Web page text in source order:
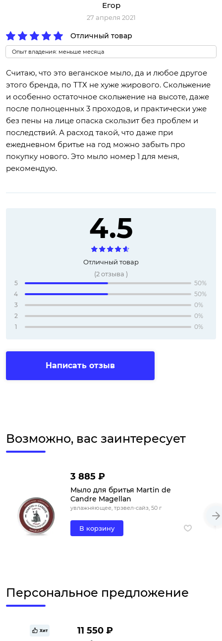
Егор
27 апреля 2021
Отличный товар
Опыт владения: меньше месяца
Считаю, что это веганское мыло, да и любое другое
этого бренда, по ТТХ не хуже жирового. Скольжение
и особенно остаточное скольжение на высоте, даже
после полноценных 3 проходов, и практически уже
без пены на лице опаска скользит без проблем и
последствий. А расход такой, что даже при
ежедневном бритье на год можно забыть про
покупку нового. Это мыло номер 1 для меня,
рекомендую.
4.5
Отличный товар
(2отзыва )
5
50%
4
50%
3
0%
2
0%
1
0%
Написать отзыв
Возможно, вас заинтересует
3 885 ₽
Мыло для бритья Martin de
Candre Magellan
увлажняющее, трэвел-сайз, 50 г
В корзину
Персональное предложение
Хит 11 550 ₽